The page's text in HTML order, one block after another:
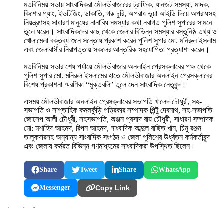
মতবিনিময় সভায় সাংবাদিকরা মৌলভীবাজারের ট্রাফিক, যানজট সমস্যা, মাদক,
কিশোর গ্যাং, ইভটিজিং, ডাকাতি, গরু চুরি, অপরাধ ভূয়া আইডি দিয়ে অপরাধসহ
নিয়ন্ত্রণসহ সাধারণ মানুষের নানাবিধ সমস্যার কথা নবাগত পুলিশ সুপারের সামনে
তুলে ধরেন। সাংবাদিকদের কাছ থেকে জেলার বিভিন্ন সমস্যার বস্তুনিষ্ঠ তথ্য ও
খোলামেলা বক্তব্য শুনে সন্তোষ প্রকাশ করেন পুলিশ সুপার মো. মনিরুল ইসলাম
এবং জেলাবাসীর নিরাপত্তায় সকলের আন্তরিক সহযোগিতা প্রত্যাশা করেন।
মতবিনিময় সভার শেষ পর্যায়ে মৌলভীবাজার অনলাইন প্রেসক্লাবের পক্ষ থেকে
পুলিশ সুপার মো. মনিরুল ইসলামের হাতে মৌলভীবাজার অনলাইন প্রেসক্লাবের
বিশেষ প্রকাশনা স্মরণিকা “মুক্তবলি” তুলে দেন সাংবাদিক নেতৃবৃন্দ।
এসময় মৌলভীবাজার অনলাইন প্রেসক্লাবের সভাপতি খালেদ চৌধুরী, সহ-
সভাপতি ও সাপ্তাহিক কমলকুঁড়ি পত্রিকার সম্পাদক পিন্টু দেবনাথ, সহ-সভাপতি
জোসেপ আলী চৌধুরী, সহসভাপতি, অঞ্জন প্রসাদ রায় চৌধুরী, সাধারণ সম্পাদক
মো: মশাহিদ আহমদ, রিপন আহমদ, সাংবাদিক আব্দুল বাছিত খান, চিনু রঞ্জন
তালুকদারসহ অন্যান্য সাংবাদিক সংগঠন ও জেলা পুলিশের ঊর্ধ্বতন কর্মকর্তাবৃন্দ
এবং জেলায় কর্মরত বিভিন্ন গণমাধ্যমের সাংবাদিকরা উপস্থিত ছিলেন।
Share Tweet Share WhatsApp
Messenger Copy Link